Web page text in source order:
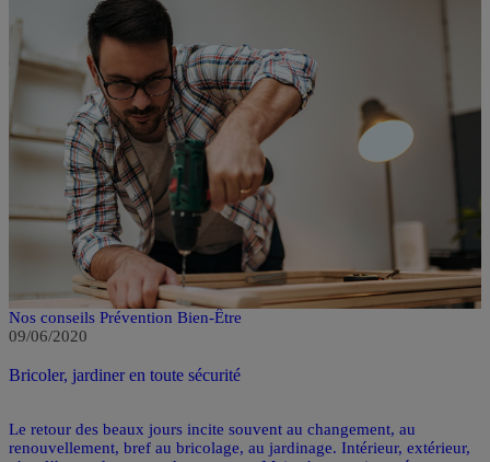
Nos conseils Prévention Bien-Être
09/06/2020
Bricoler, jardiner en toute sécurité
Le retour des beaux jours incite souvent au changement, au
renouvellement, bref au bricolage, au jardinage. Intérieur, extérieur,